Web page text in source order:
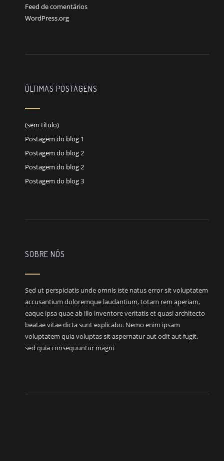
Feed de comentários
WordPress.org
ÚLTIMAS POSTAGENS
(sem título)
Postagem do blog 1
Postagem do blog 2
Postagem do blog 2
Postagem do blog 3
SOBRE NÓS
Sed ut perspiciatis unde omnis iste natus error sit voluptatem
accusantium doloremque laudantium, totam rem aperiam,
eaque ipsa quae ab illo inventore veritatis et quasi architecto
beatae vitae dicta sunt explicabo. Nemo enim ipsam
voluptatem quia voluptas sit aspernatur aut odit aut fugit,
sed quia consequuntur magni